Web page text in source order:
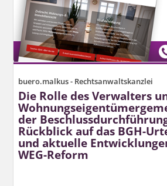
buero.malkus - Rechtsanwaltskanzlei
Die Rolle des Verwalters
der
Rückblick auf das BGH-
und aktuelle
WEG-Reform